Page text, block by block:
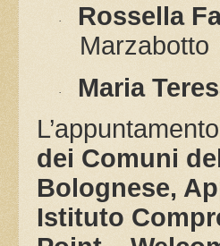
· Rossella
Marzabotto
· Maria
dei Comuni
Bolognese,
Istituto